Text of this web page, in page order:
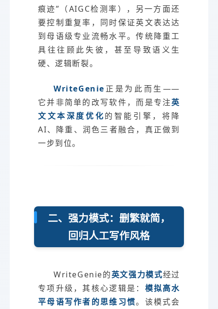
痕迹”（AIGC检测率），另一方面还
要控制重复率，同时保证英文表达达
到母语级专业流畅水平。传统降重工
具往往顾此失彼，甚至导致语义生
硬、逻辑断裂。
WriteGenie 正是为此而生——
它并非简单的改写软件，而是专注英
文文本深度优化的智能引擎，将降
AI、降重、润色三者融合，真正做到
一步到位。
二、强力模式：删繁就简，
回归人工写作风格
WriteGenie的英文强力模式经过
专项升级，其核心逻辑是： 模拟高水
平母语写作者的思维习惯。该模式会